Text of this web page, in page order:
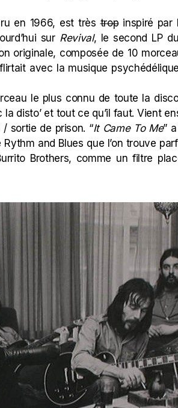
en 1966, est trèstropinspiré par
sur Revival, le second LP
originale, composée de 10
flirtait avec la musique
le plus connu de toute la
disto’ et tout ce qu’il faut. Vient
sortie de prison. “It Came To Me”
and Blues que l’on trouve
Brothers, comme un filtre